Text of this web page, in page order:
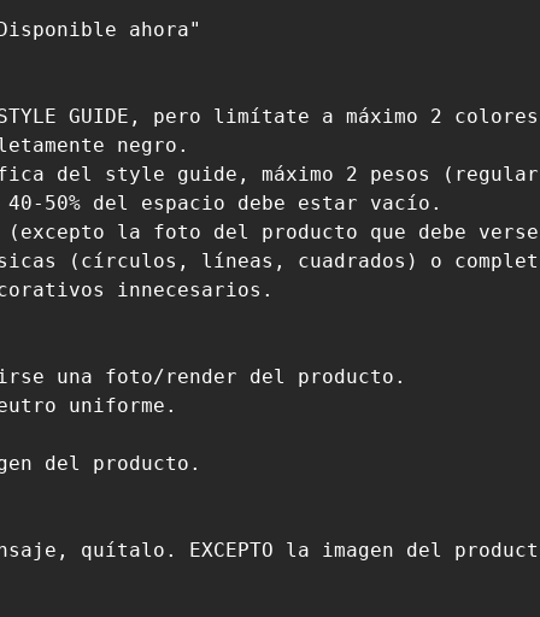
ahora"
GUIDE, pero limítate a máximo 2
negro.
del style guide, máximo 2 pesos
40-50% del espacio debe estar vacío.
la foto del producto que debe
(círculos, líneas, cuadrados) o
innecesarios.
una foto/render del producto.
uniforme.
del producto.
quítalo. EXCEPTO la imagen del